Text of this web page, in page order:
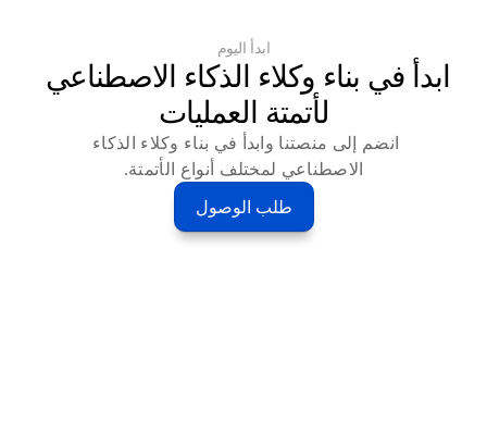
ابدأ اليوم
لأتمتة العمليات
الاصطناعي لمختلف أنواع الأتمتة.
طلب الوصول